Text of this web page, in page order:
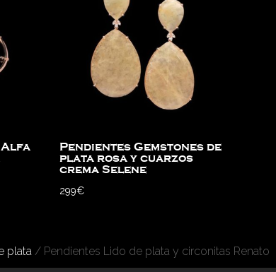
Alfa
Pendientes Gemstones de
plata rosa y cuarzos
crema Selene
299€
plata/ Pendientes Lido de plata y circonitas Renato